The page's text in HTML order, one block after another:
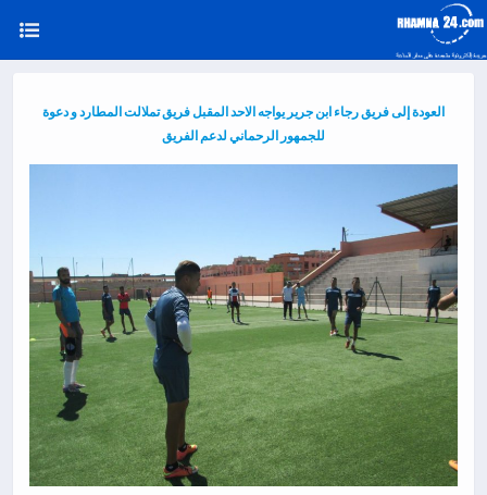
العودة إلى فريق رجاء ابن جرير يواجه الاحد المقبل فريق تملالت المطارد و دعوة
للجمهور الرحماني لدعم الفريق